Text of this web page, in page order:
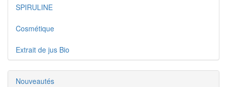
SPIRULINE
Cosmétique
Extrait de jus Bio
Nouveautés